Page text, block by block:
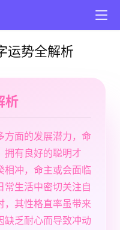
运势全解析
析
方面的发展潜力，命
拥有良好的聪明才
相冲，命主或会面临
常生活中密切关注自
，其性格直率虽带来
缺乏耐心而导致冲动